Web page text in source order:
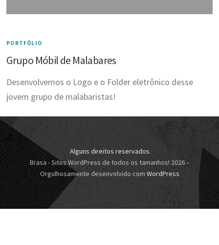
PORTFÓLIO
Grupo Móbil de Malabares
Desenvolvemos o Logo e o Folder eletrônico desse
jovem grupo de malabaristas!
Alguns direitos reservados
Brasa - Sites WordPress de todos os tamanhos! 2026–
Orgulhosamente desenvolvido com WordPress